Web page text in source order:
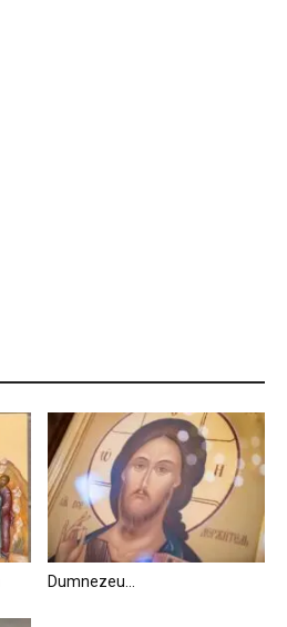
Dumnezeu…